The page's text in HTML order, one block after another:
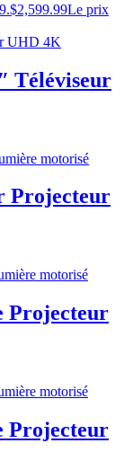
$2,599.99Le prix
Téléviseur
Projecteur
Projecteur
Projecteur